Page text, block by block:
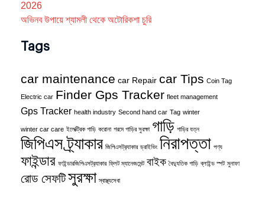
2026
অভিনব উপায়ে শ্যামলী থেকে অটোরিকশা চুরি
Tags
car maintenance car Repair car Tips Coin Tag
Electric car Finder Gps Tracker fleet management
Gps Tracker health industry Second hand car Tag winter
winter car care ইলেক্ট্রিক গাড়ি করোনা গরমে গাড়ির সুরক্ষা গাড়ি গাড়ির যত্ন
জিপিএস ট্র্যাকার জিপিএসট্র‍্যাকার ড্রাইভিং নিরাপত্তা পণ্য
ফাইন্ডার ফাইন্ডারজিপিএসট্র‍্যাকার ফ্লিট ম্যানেজমেন্ট বাইক বৈদ্যুতিক গাড়ি ব্লাইন্ড স্পট মুনাফা
রোড সেফটিসুরক্ষা স্বাস্থ্যসেবা